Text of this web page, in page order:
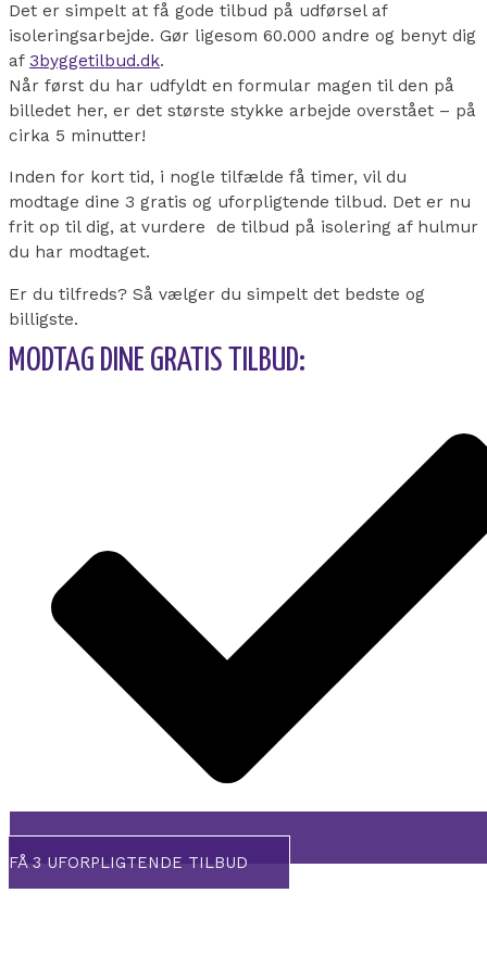
Det er simpelt at få gode tilbud på udførsel af
isoleringsarbejde. Gør ligesom 60.000 andre og benyt dig
af 3byggetilbud.dk.
Når først du har udfyldt en formular magen til den på
billedet her, er det største stykke arbejde overstået – på
cirka 5 minutter!
Inden for kort tid, i nogle tilfælde få timer, vil du
modtage dine 3 gratis og uforpligtende tilbud. Det er nu
frit op til dig, at vurdere de tilbud på isolering af hulmur
du har modtaget.
Er du tilfreds? Så vælger du simpelt det bedste og
billigste.
MODTAG DINE GRATIS TILBUD:
FÅ 3 UFORPLIGTENDE TILBUD